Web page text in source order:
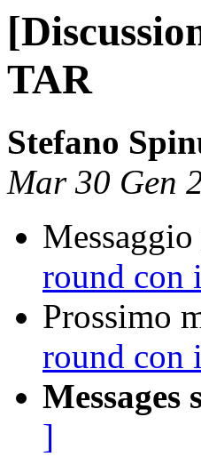
TAR
Stefano
Mar 30 Gen
Messaggio
round con
Prossimo
round con
Messages
]